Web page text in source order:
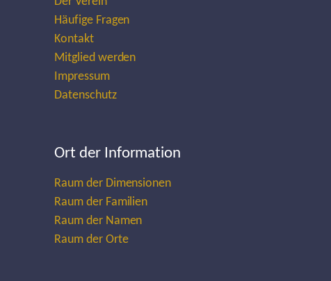
Häufige Fragen
Kontakt
Mitglied werden
Impressum
Datenschutz
Ort der Information
Raum der Dimensionen
Raum der Familien
Raum der Namen
Raum der Orte